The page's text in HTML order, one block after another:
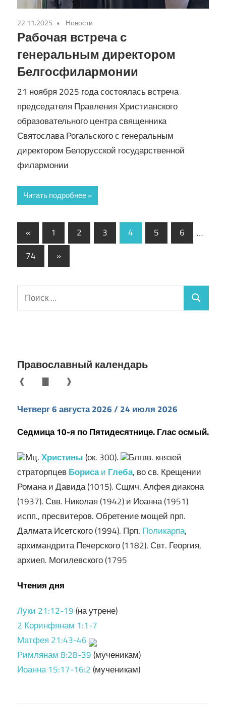
22.11.2025 Новости
Рабочая встреча с
генеральным директором
Белгосфилармонии
21 ноября 2025 года состоялась встреча
председателя Правления Христианского
образовательного центра священника
Святослава Рогальского с генеральным
директором Белорусской государственной
филармонии
Читать подробнее
Навигация
по
записям
« Предыдущие
записи
1 2 3 4 5 6
…
74
Следующие
записи
»
Поиск
для:
Поиск
Православный календарь
❰ ❱
Четверг 6 августа 2026 / 24 июля 2026
Седмица 10-я по Пятидесятнице. Глас осмый.
Мц.Христины(ок. 300).
Блгвв. князей
страторпцевБорисаи Глеба, во св. Крещении
Романа и Давида (1015). Сщмч. Алфея диакона
(1937). Свв. Николая (1942) и Иоанна (1951)
испп., пресвитеров. Обретение мощей прп.
Далмата Исетского (1994). Прп. Поликарпа,
архимандрита Печерского (1182). Свт. Георгия,
архиеп. Могилевского (1795
Чтения дня
Луки 21:12-19(на утрене)
2 Коринфянам 1:1-7
Матфея 21:43-46
Римлянам 8:28-39(мученикам)
Иоанна 15:17-16:2(мученикам)